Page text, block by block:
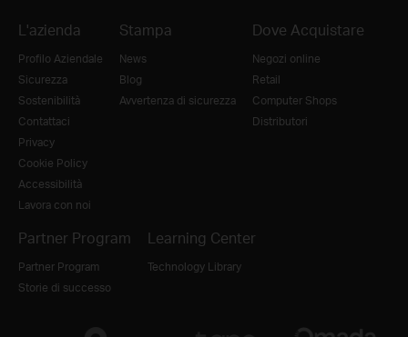
L'azienda
Profilo Aziendale
Sicurezza
Sostenibilità
Contattaci
Privacy
Cookie Policy
Accessibilità
Lavora con noi
Stampa
News
Blog
Avvertenza di sicurezza
Dove Acquistare
Negozi online
Retail
Computer Shops
Distributori
Partner Program
Partner Program
Storie di successo
Learning Center
Technology Library